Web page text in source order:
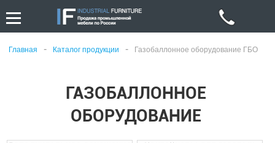
Главная - Каталог продукции - Газобаллонное оборудование ГБО
ГАЗОБАЛЛОННОЕ
ОБОРУДОВАНИЕ